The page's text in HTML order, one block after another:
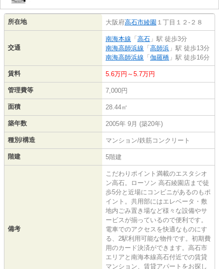
所在地 大阪府高石市綾園 １丁目１２-２８
交通
南海本線 「 高石 」駅 徒歩3分
南海高師浜線 「 高師浜 」駅 徒歩13分
南海高師浜線 「 伽羅橋 」駅 徒歩16分
賃料 5.6万円～5.7万円
管理費等 7,000円
面積 28.44㎡
築年数 2005年 9月 (築20年)
種別/構造 マンション/鉄筋コンクリート
階建 5階建
備考
こだわりポイント満載のエスタシオ
ン高石。ローソン 高石綾園店まで徒
歩5分と近場にコンビニがあるのもポ
イント。共用部にはエレベータ・敷
地内ごみ置き場など様々な設備やサ
ービスが揃っているので便利です。
電車でのアクセスを快適なものにす
る、2駅利用可能な物件です。初期費
用のカード決済ができます。高石市
エリアと南海本線高石付近での賃貸
マンション、賃貸アパートをお探し